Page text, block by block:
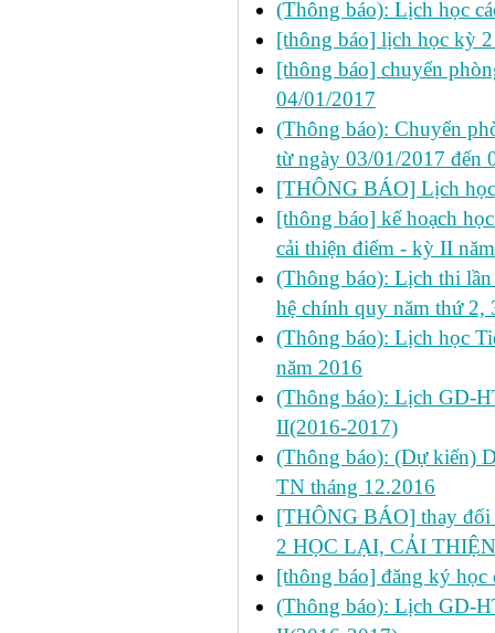
(Thông báo): Lịch học
[thông báo] lịch học kỳ
[thông báo] chuyển
04/01/2017
(Thông báo): Chuyển
từ ngày 03/01/2017 đến
[THÔNG BÁO] Lịch
[thông báo] kế hoạch
cải thiện điểm - kỳ II
(Thông báo): Lịch thi
hệ chính quy năm thứ 2,
(Thông báo): Lịch học
năm 2016
(Thông báo): Lịch GD-
II(2016-2017)
(Thông báo): (Dự kiến)
TN tháng 12.2016
[THÔNG BÁO] thay đổi
2 HỌC LẠI, CẢI
[thông báo] đăng ký
(Thông báo): Lịch GD-